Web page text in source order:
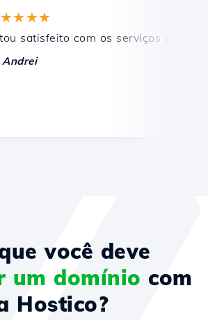
eficiente.com os serviços oferecidos
você deve
um domínio com
Hostico?